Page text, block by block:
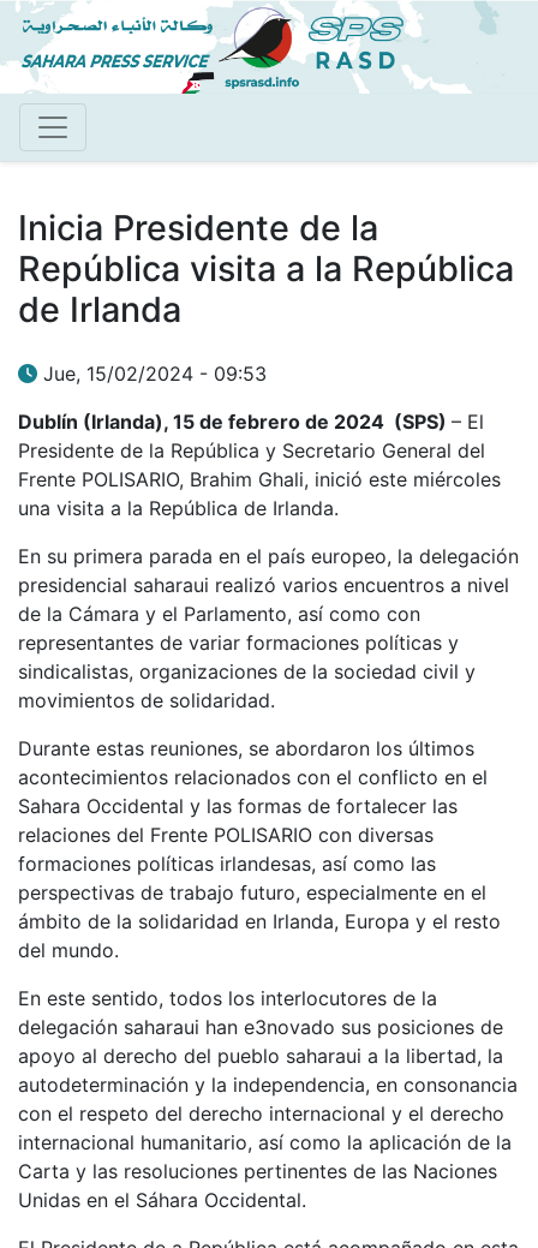
Pasar
al
contenido
Inicia Presidente de la
República visita a la República
de Irlanda
Jue, 15/02/2024 - 09:53
Dublín (Irlanda), 15 de febrero de 2024 (SPS) – El
Presidente de la República y Secretario General del
Frente POLISARIO, Brahim Ghali, inició este miércoles
una visita a la República de Irlanda.
En su primera parada en el país europeo, la delegación
presidencial saharaui realizó varios encuentros a nivel
de la Cámara y el Parlamento, así como con
representantes de variar formaciones políticas y
sindicalistas, organizaciones de la sociedad civil y
movimientos de solidaridad.
Durante estas reuniones, se abordaron los últimos
acontecimientos relacionados con el conflicto en el
Sahara Occidental y las formas de fortalecer las
relaciones del Frente POLISARIO con diversas
formaciones políticas irlandesas, así como las
perspectivas de trabajo futuro, especialmente en el
ámbito de la solidaridad en Irlanda, Europa y el resto
del mundo.
En este sentido, todos los interlocutores de la
delegación saharaui han e3novado sus posiciones de
apoyo al derecho del pueblo saharaui a la libertad, la
autodeterminación y la independencia, en consonancia
con el respeto del derecho internacional y el derecho
internacional humanitario, así como la aplicación de la
Carta y las resoluciones pertinentes de las Naciones
Unidas en el Sáhara Occidental.